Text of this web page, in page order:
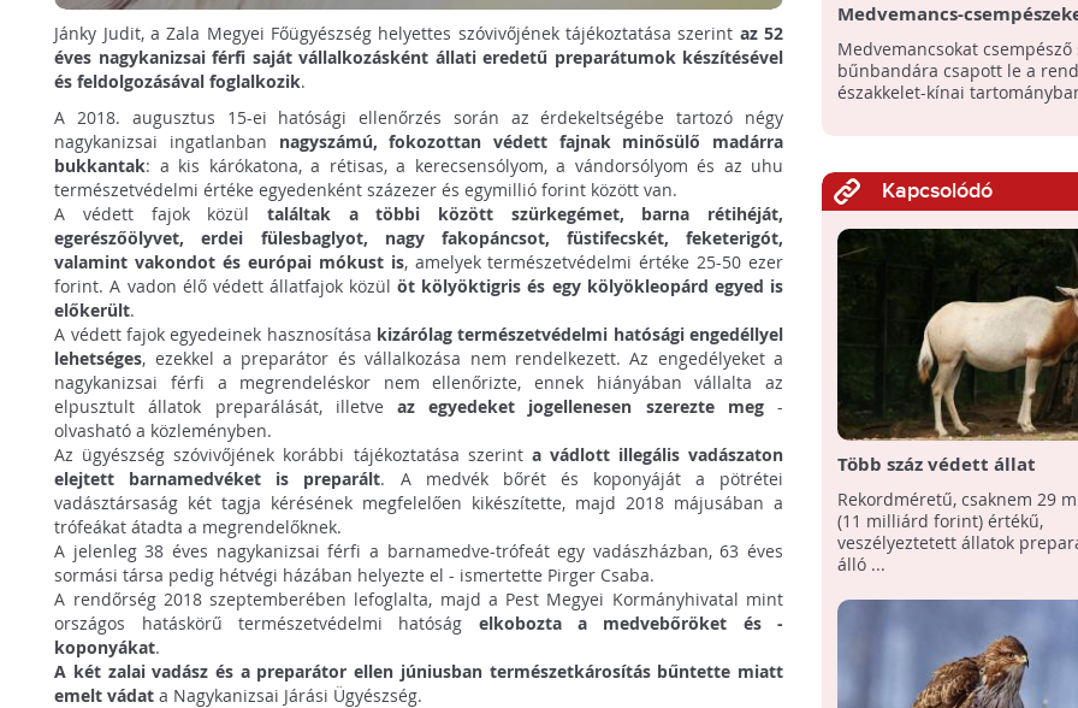
Jánky Judit, a Zala Megyei Főügyészség helyettes szóvivőjének tájékoztatása szerint az 52
éves nagykanizsai férfi saját vállalkozásként állati eredetű preparátumok készítésével
és feldolgozásával foglalkozik.
A 2018. augusztus 15-ei hatósági ellenőrzés során az érdekeltségébe tartozó négy
nagykanizsai ingatlanban nagyszámú, fokozottan védett fajnak minősülő madárra
bukkantak: a kis kárókatona, a rétisas, a kerecsensólyom, a vándorsólyom és az uhu
természetvédelmi értéke egyedenként százezer és egymillió forint között van.
A védett fajok közül találtak a többi között szürkegémet, barna rétihéját,
egerészőölyvet, erdei fülesbaglyot, nagy fakopáncsot, füstifecskét, feketerigót,
valamint vakondot és európai mókust is, amelyek természetvédelmi értéke 25-50 ezer
forint. A vadon élő védett állatfajok közülöt kölyöktigris és egy kölyökleopárd egyed is
előkerült.
A védett fajok egyedeinek hasznosítása kizárólag természetvédelmi hatósági engedéllyel
lehetséges, ezekkel a preparátor és vállalkozása nem rendelkezett. Az engedélyeket a
nagykanizsai férfi a megrendeléskor nem ellenőrizte, ennek hiányában vállalta az
elpusztult állatok preparálását, illetveaz egyedeket jogellenesen szerezte meg-
olvasható a közleményben.
Az ügyészség szóvivőjének korábbi tájékoztatása szerint a vádlott illegális vadászaton
elejtett barnamedvéket is preparált. A medvék bőrét és koponyáját a pötrétei
vadásztársaság két tagja kérésének megfelelően kikészítette, majd 2018 májusában a
trófeákat átadta a megrendelőknek.
A jelenleg 38 éves nagykanizsai férfi a barnamedve-trófeát egy vadászházban, 63 éves
sormási társa pedig hétvégi házában helyezte el - ismertette Pirger Csaba.
A rendőrség 2018 szeptemberében lefoglalta, majd a Pest Megyei Kormányhivatal mint
országos hatáskörű természetvédelmi hatóság elkobozta a medvebőröket és -
koponyákat.
A két zalai vadász és a preparátor ellen júniusban természetkárosítás bűntette miatt
emelt vádat a Nagykanizsai Járási Ügyészség.
Medvemancs-
Medvemancsokat csempésző
bűnbandára csapott le a
északkelet-kínai
Kapcsolódó
Több száz védett állat
preparátumát foglalták le
Spanyolországban
Rekordméretű, csaknem 29
(11 milliárd forint) értékű,
veszélyeztetett állatok
álló ...